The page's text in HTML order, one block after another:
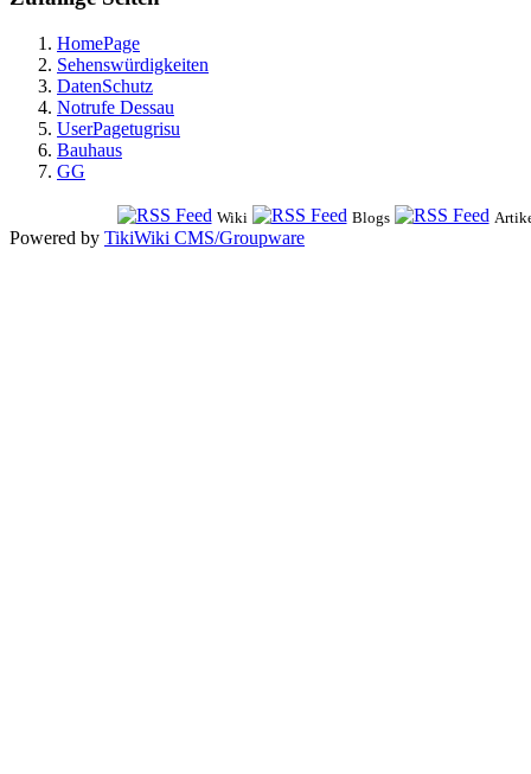
HomePage
Sehenswürdigkeiten
DatenSchutz
Notrufe Dessau
UserPagetugrisu
Bauhaus
GG
Wiki Blogs
Powered by TikiWiki CMS/Groupware